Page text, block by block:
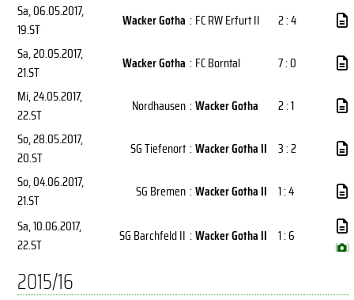
Sa, 06.05.2017,
19.ST
Wacker Gotha : FC RW Erfurt II
2 : 4
Sa, 20.05.2017,
21.ST
Wacker Gotha : FC Borntal
7 : 0
Mi, 24.05.2017,
22.ST
Nordhausen :Wacker Gotha
2 : 1
So, 28.05.2017,
20.ST
SG Tiefenort :Wacker Gotha II 3 : 2
So, 04.06.2017,
21.ST
SG Bremen :Wacker Gotha II 1 : 4
Sa, 10.06.2017,
22.ST
SG Barchfeld II :Wacker Gotha II 1 : 6
( )
2015/16